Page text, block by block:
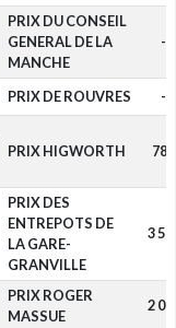
PRIX DU CONSEIL
GENERAL DE LA
MANCHE
-
PRIX DE ROUVRES -
PRIX HIGWORTH 780
PRIX DES
ENTREPOTS DE
LA GARE-
GRANVILLE
3
PRIX ROGER
MASSUE
2